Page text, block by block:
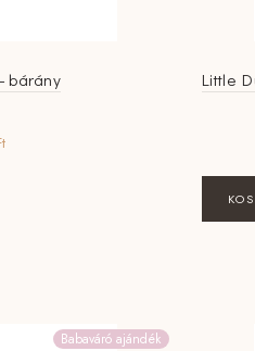
bárány
Current
Little
Babaváró ajándék